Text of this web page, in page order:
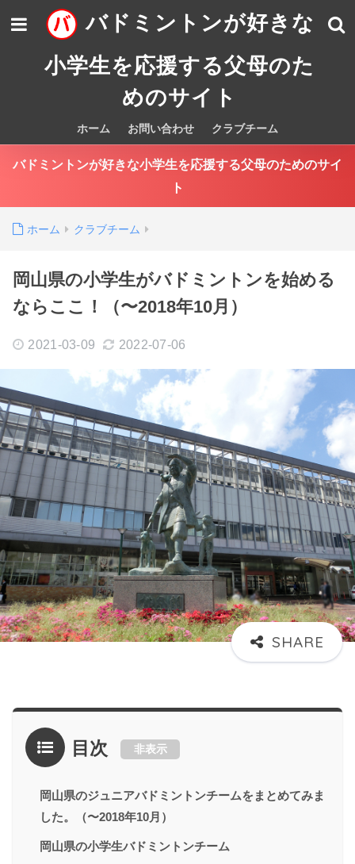
バドミントンが好きな
小学生を応援する父母のた
めのサイト
ホーム お問い合わせ クラブチーム
バドミントンが好きな小学生を応援する父母のためのサイ
ト
ホーム クラブチーム
岡山県の小学生がバドミントンを始める
ならここ！（〜2018年10月）
2021-03-09 2022-07-06
目次 非表示
岡山県のジュニアバドミントンチームをまとめてみま
した。（〜2018年10月）
岡山県の小学生バドミントンチーム